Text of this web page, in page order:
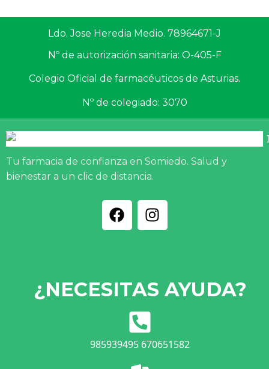
Ldo. Jose Heredia Medio. 78964671-J
Nº de autorización sanitaria: O-405-F
Colegio Oficial de farmacéuticos de Asturias.
Nº de colegiado: 3070
Tu farmacia de confianza en Somiedo. Salud y
bienestar a un clic de distancia.
¿NECESITAS AYUDA?
985939495 670651582